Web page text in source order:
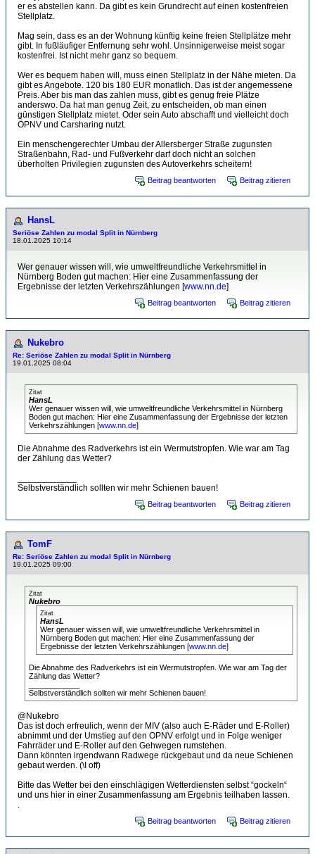
er es abstellen kann. Da gibt es kein Grundrecht auf einen kostenfreien
Stellplatz.
Mag sein, dass es an der Wohnung künftig keine freien Stellplätze mehr
gibt. In fußläufiger Entfernung sehr wohl. Unsinnigerweise meist sogar
kostenfrei. Ist nicht mehr ganz so bequem.
Wer es bequem haben will, muss einen Stellplatz in der Nähe mieten. Da
gibt es Angebote. 120 bis 180 EUR monatlich. Das ist der angemessene
Preis. Aber bis man das zahlen muss, gibt es genug freie Plätze
anderswo. Da hat man genug Zeit, zu entscheiden, ob man einen
günstigen Stellplatz mietet. Oder sein Auto abschafft und vielleicht doch
ÖPNV und Carsharing nutzt.
Ein menschengerechter Umbau der Allersberger Straße zugunsten
Straßenbahn, Rad- und Fußverkehr darf doch nicht an solchen
überholten Privilegien zugunsten des Autoverkehrs scheitern!
Beitrag beantworten Beitrag zitieren
HansL
Seriöse Zahlen zu modal Split in Nürnberg
18.01.2025 10:14
Wer genauer wissen will, wie umweltfreundliche Verkehrsmittel in
Nürnberg Boden gut machen: Hier eine Zusammenfassung der
Ergebnisse der letzten Verkehrszählungen [www.nn.de]
Beitrag beantworten Beitrag zitieren
Nukebro
Re: Seriöse Zahlen zu modal Split in Nürnberg
19.01.2025 08:04
Zitat
HansL
Wer genauer wissen will, wie umweltfreundliche Verkehrsmittel in Nürnberg
Boden gut machen: Hier eine Zusammenfassung der Ergebnisse der letzten
Verkehrszählungen [www.nn.de]
Die Abnahme des Radverkehrs ist ein Wermutstropfen. Wie war am Tag
der Zählung das Wetter?
Selbstverständlich sollten wir mehr Schienen bauen!
Beitrag beantworten Beitrag zitieren
TomF
Re: Seriöse Zahlen zu modal Split in Nürnberg
19.01.2025 09:00
Zitat
Nukebro
Zitat
HansL
Wer genauer wissen will, wie umweltfreundliche Verkehrsmittel in
Nürnberg Boden gut machen: Hier eine Zusammenfassung der
Ergebnisse der letzten Verkehrszählungen [www.nn.de]
Die Abnahme des Radverkehrs ist ein Wermutstropfen. Wie war am Tag der
Zählung das Wetter?
Selbstverständlich sollten wir mehr Schienen bauen!
@Nukebro
Das ist doch erfreulich, wenn der MIV (also auch E-Räder und E-Roller)
abnimmt und der Umstieg auf den OPNV erfolgt und in Folge weniger
Fahrräder und E-Roller auf den Gehwegen rumstehen.
Dann könnten irgendwann Radwege rückgebaut und da neue Schienen
gebaut werden. (\I off)
Bitte das Wetter bei den einschlägigen Wetterdiensten selbst “gockeln“
und uns hier in einer Zusammenfassung am Ergebnis teilhaben lassen.
Beitrag beantworten Beitrag zitieren